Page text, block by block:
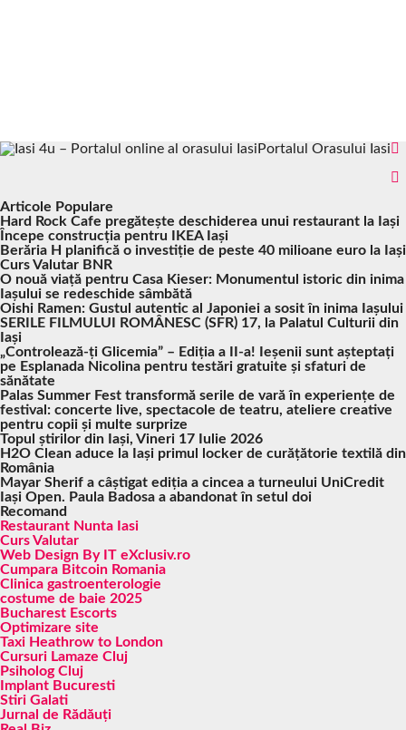
Portalul Orasului Iasi
Articole Populare
Hard Rock Cafe pregătește deschiderea unui restaurant la Iași
Începe construcția pentru IKEA Iași
Berăria H planifică o investiție de peste 40 milioane euro la Iași
Curs Valutar BNR
O nouă viață pentru Casa Kieser: Monumentul istoric din inima
Iașului se redeschide sâmbătă
Oishi Ramen: Gustul autentic al Japoniei a sosit în inima Iașului
SERILE FILMULUI ROMÂNESC (SFR) 17, la Palatul Culturii din
Iași
„Controlează-ți Glicemia” – Ediția a II-a! Ieșenii sunt așteptați
pe Esplanada Nicolina pentru testări gratuite și sfaturi de
sănătate
Palas Summer Fest transformă serile de vară în experiențe de
festival: concerte live, spectacole de teatru, ateliere creative
pentru copii și multe surprize
Topul știrilor din Iași, Vineri 17 Iulie 2026
H2O Clean aduce la Iași primul locker de curățătorie textilă din
România
Mayar Sherif a câștigat ediția a cincea a turneului UniCredit
Iași Open. Paula Badosa a abandonat în setul doi
Recomand
Restaurant Nunta Iasi
Curs Valutar
Web Design By IT eXclusiv.ro
Cumpara Bitcoin Romania
Clinica gastroenterologie
costume de baie 2025
Bucharest Escorts
Optimizare site
Taxi Heathrow to London
Cursuri Lamaze Cluj
Psiholog Cluj
Implant Bucuresti
Stiri Galati
Jurnal de Rădăuți